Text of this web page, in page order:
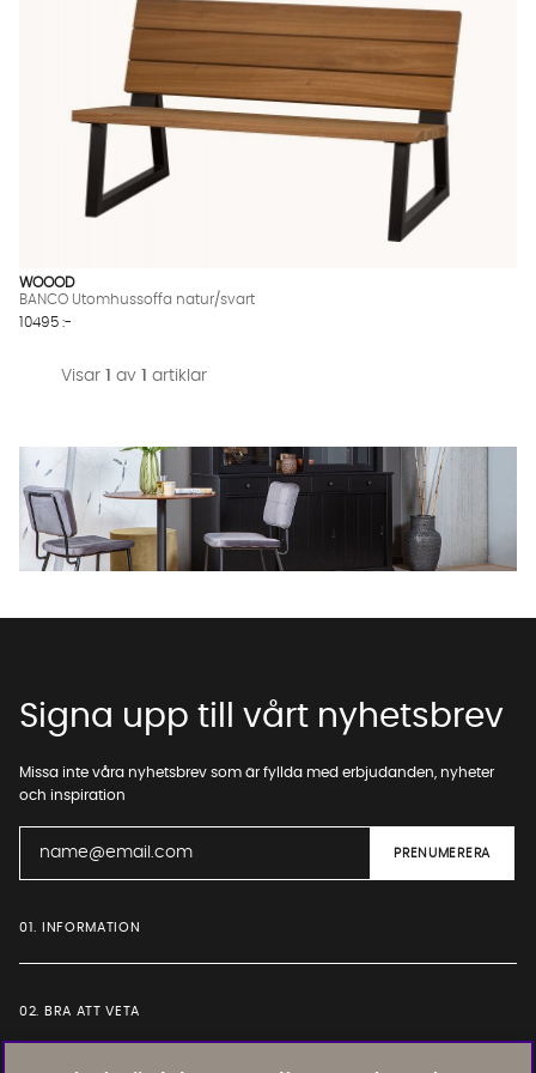
WOOOD
BANCO Utomhussoffa natur/svart
10495 :-
Visar 1 av 1 artiklar
Signa upp till vårt nyhetsbrev
Missa inte våra nyhetsbrev som är fyllda med erbjudanden, nyheter
och inspiration
01. INFORMATION
02. BRA ATT VETA
sparas i upp till 24 timmar för att kunna hjälpa dig. Vi delar
inte dina uppgifter med tredje part. Läs mer i vår
integritetspolicy.
Jag godkänner att konversationen sparas
Starta chatten